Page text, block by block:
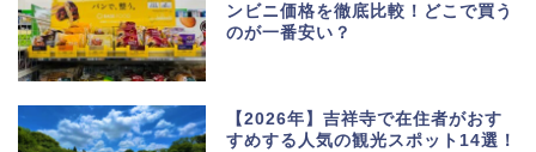
ンビニ価格を徹底比較！どこで買う
のが一番安い？
【2026年】吉祥寺で在住者がおす
すめする人気の観光スポット14選！